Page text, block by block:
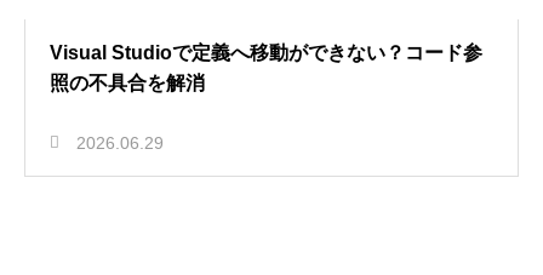
Visual Studioで定義へ移動ができない？コード参
照の不具合を解消
2026.06.29